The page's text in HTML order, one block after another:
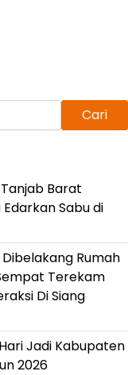
Cari
Barat
Sabu di
Rumah
Terekam
Di Siang
Jadi Kabupaten
2026